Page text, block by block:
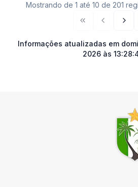
Mostrando de 1 até 10 de 201
Primeira página
Página
Informações atualizadas em
2026 às